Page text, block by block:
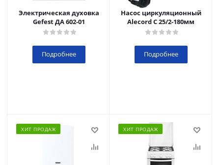
Электрическая духовка
Gefest ДА 602-01
Подробнее
Насос циркуляционный
Alecord C 25/2-180мм
Подробнее
ХИТ ПРОДАЖ ХИТ ПРОДАЖ